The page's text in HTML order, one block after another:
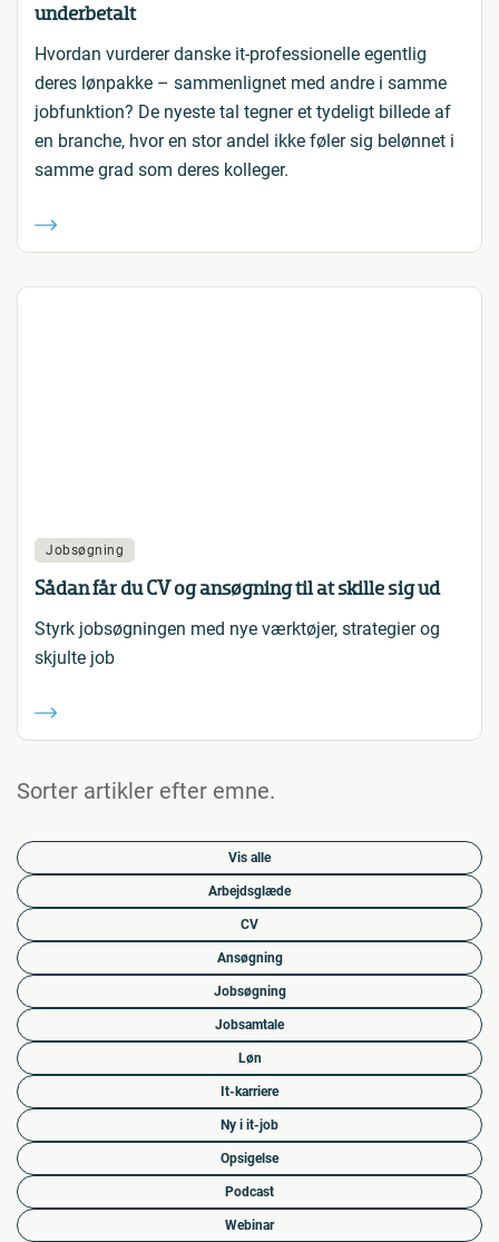
underbetalt
Hvordan vurderer danske it-professionelle egentlig
deres lønpakke – sammenlignet med andre i samme
jobfunktion? De nyeste tal tegner et tydeligt billede af
en branche, hvor en stor andel ikke føler sig belønnet i
samme grad som deres kolleger.
Jobsøgning
Sådan får du CV og ansøgning til at skille sig ud
Styrk jobsøgningen med nye værktøjer, strategier og
skjulte job
Sorter artikler efter emne.
Vis alle
Arbejdsglæde
CV
Ansøgning
Jobsøgning
Jobsamtale
Løn
It-karriere
Ny i it-job
Opsigelse
Podcast
Webinar